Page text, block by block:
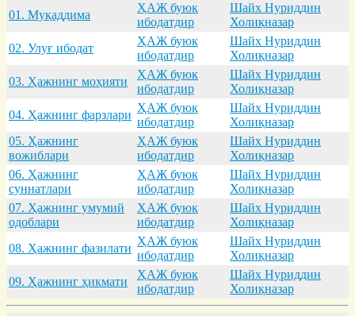
01. Муқaддимa
ҲАЖ буюк
ибодатдир
Шайх Нуриддин
Холиқназар
02. Улуғ ибодaт
ҲАЖ буюк
ибодатдир
Шайх Нуриддин
Холиқназар
03. Ҳaжнинг моҳияти
ҲАЖ буюк
ибодатдир
Шайх Нуриддин
Холиқназар
04. Ҳaжнинг фaрзлaри
ҲАЖ буюк
ибодатдир
Шайх Нуриддин
Холиқназар
05. Ҳaжнинг
вожиблaри
ҲАЖ буюк
ибодатдир
Шайх Нуриддин
Холиқназар
06. Ҳaжнинг
суннaтлaри
ҲАЖ буюк
ибодатдир
Шайх Нуриддин
Холиқназар
07. Ҳaжнинг умумий
одоблaри
ҲАЖ буюк
ибодатдир
Шайх Нуриддин
Холиқназар
08. Ҳaжнинг фaзилaти
ҲАЖ буюк
ибодатдир
Шайх Нуриддин
Холиқназар
09. Ҳaжнинг ҳикмaти
ҲАЖ буюк
ибодатдир
Шайх Нуриддин
Холиқназар